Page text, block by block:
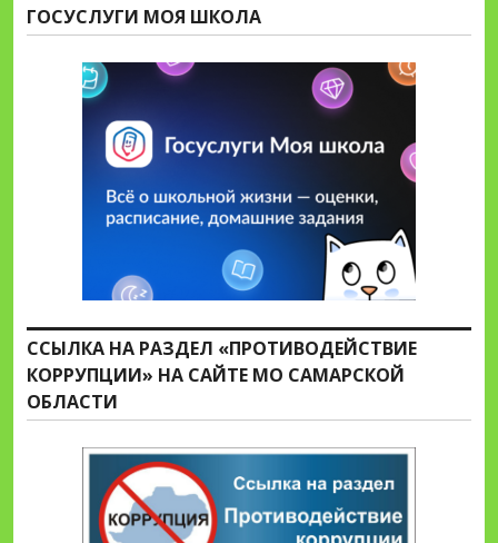
ГОСУСЛУГИ МОЯ ШКОЛА
ССЫЛКА НА РАЗДЕЛ «ПРОТИВОДЕЙСТВИЕ
КОРРУПЦИИ» НА САЙТЕ МО САМАРСКОЙ
ОБЛАСТИ